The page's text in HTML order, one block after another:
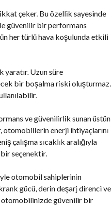
çeker. Bu özellik sayesinde
güvenilir bir performans
her türlü hava koşulunda etkili
yaratır. Uzun süre
bir boşalma riski oluşturmaz.
ve güvenilirlik sunan üstün
enerji ihtiyaçlarını
çalışma sıcaklık aralığıyla
seçenektir.
otomobil sahiplerinin
gücü, derin deşarj direnci ve
otomobilinizde güvenilir bir